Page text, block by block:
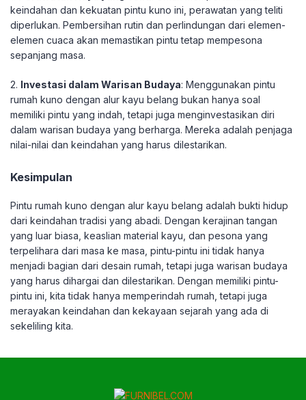
keindahan dan kekuatan pintu kuno ini, perawatan yang teliti
diperlukan. Pembersihan rutin dan perlindungan dari elemen-
elemen cuaca akan memastikan pintu tetap mempesona
sepanjang masa.
2. Investasi dalam Warisan Budaya: Menggunakan pintu
rumah kuno dengan alur kayu belang bukan hanya soal
memiliki pintu yang indah, tetapi juga menginvestasikan diri
dalam warisan budaya yang berharga. Mereka adalah penjaga
nilai-nilai dan keindahan yang harus dilestarikan.
Kesimpulan
Pintu rumah kuno dengan alur kayu belang adalah bukti hidup
dari keindahan tradisi yang abadi. Dengan kerajinan tangan
yang luar biasa, keaslian material kayu, dan pesona yang
terpelihara dari masa ke masa, pintu-pintu ini tidak hanya
menjadi bagian dari desain rumah, tetapi juga warisan budaya
yang harus dihargai dan dilestarikan. Dengan memiliki pintu-
pintu ini, kita tidak hanya memperindah rumah, tetapi juga
merayakan keindahan dan kekayaan sejarah yang ada di
sekeliling kita.